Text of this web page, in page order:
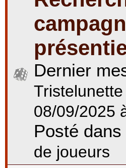
Dernier
Tristelunette
08/09/2025
Posté dans
de joueurs